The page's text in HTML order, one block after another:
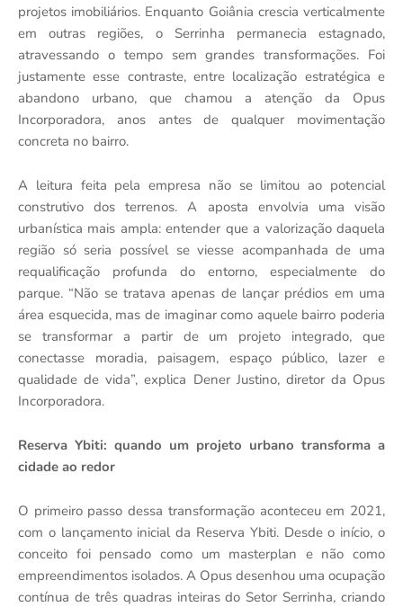
projetos imobiliários. Enquanto Goiânia crescia verticalmente
em outras regiões, o Serrinha permanecia estagnado,
atravessando o tempo sem grandes transformações. Foi
justamente esse contraste, entre localização estratégica e
abandono urbano, que chamou a atenção da Opus
Incorporadora, anos antes de qualquer movimentação
concreta no bairro.
A leitura feita pela empresa não se limitou ao potencial
construtivo dos terrenos. A aposta envolvia uma visão
urbanística mais ampla: entender que a valorização daquela
região só seria possível se viesse acompanhada de uma
requalificação profunda do entorno, especialmente do
parque. “Não se tratava apenas de lançar prédios em uma
área esquecida, mas de imaginar como aquele bairro poderia
se transformar a partir de um projeto integrado, que
conectasse moradia, paisagem, espaço público, lazer e
qualidade de vida”, explica Dener Justino, diretor da Opus
Incorporadora.
Reserva Ybiti: quando um projeto urbano transforma a
cidade ao redor
O primeiro passo dessa transformação aconteceu em 2021,
com o lançamento inicial da Reserva Ybiti. Desde o início, o
conceito foi pensado como um masterplan e não como
empreendimentos isolados. A Opus desenhou uma ocupação
contínua de três quadras inteiras do Setor Serrinha, criando